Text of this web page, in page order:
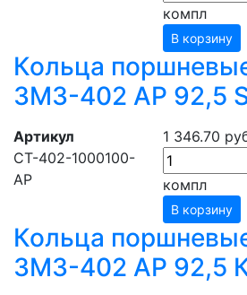
компл
В корзину
Кольца
ЗМЗ-402 АР 92,5
Артикул
СТ-402-1000100-
АР
1 346.70
компл
В корзину
Кольца
ЗМЗ-402 АР 92,5